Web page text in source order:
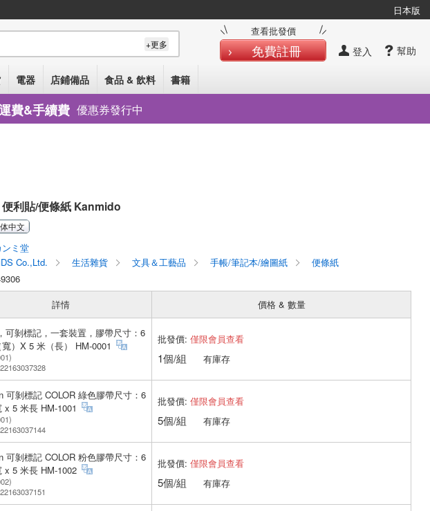
日本版
幫助
登入
查看批發價
免費註冊
+更多
電器 店鋪備品 食品 & 飲料 書籍
費&手續費 優惠券發行中
利貼/便條紙 Kanmido
中文
ンミ堂
Co.,Ltd. 生活雜貨 文具＆工藝品 手帳/筆記本/繪圖紙
便條紙
詳情
價格 & 數量
可剝標記，一套裝置，膠帶尺寸：6
）X 5 米（長） HM-0001
批發價: 僅限會員查看
1個/組 有庫存
可剝標記 COLOR 綠色膠帶尺寸：6
x 5 米長 HM-1001
批發價: 僅限會員查看
5個/組 有庫存
可剝標記 COLOR 粉色膠帶尺寸：6
x 5 米長 HM-1002
批發價: 僅限會員查看
5個/組 有庫存